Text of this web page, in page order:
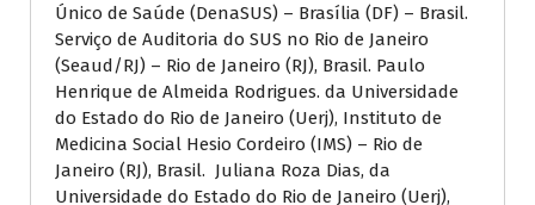
Único de Saúde (DenaSUS) – Brasília (DF) – Brasil.
Serviço de Auditoria do SUS no Rio de Janeiro
(Seaud/RJ) – Rio de Janeiro (RJ), Brasil. Paulo
Henrique de Almeida Rodrigues. da Universidade
do Estado do Rio de Janeiro (Uerj), Instituto de
Medicina Social Hesio Cordeiro (IMS) – Rio de
Janeiro (RJ), Brasil. Juliana Roza Dias, da
Universidade do Estado do Rio de Janeiro (Uerj),